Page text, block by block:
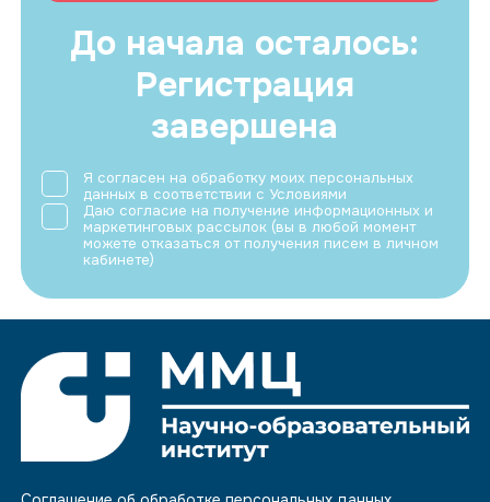
До начала осталось:
Регистрация
завершена
Я согласен на обработку моих персональных
данных в соответствии с Условиями
Даю согласие на получение информационных и
маркетинговых рассылок (вы в любой момент
можете отказаться от получения писем в личном
кабинете)